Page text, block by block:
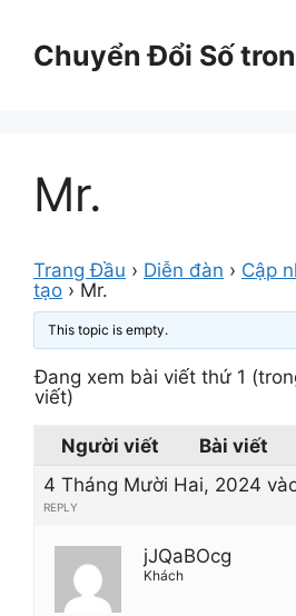
Chuyển Đổi Số
Mr.
Trang Đầu › Diễn đàn › Cập
tạo › Mr.
This topic is empty.
Đang xem bài viết thứ 1
viết)
Người viết
Bài viết
4 Tháng Mười Hai, 2024
REPLY
jJQaBOcg
Khách